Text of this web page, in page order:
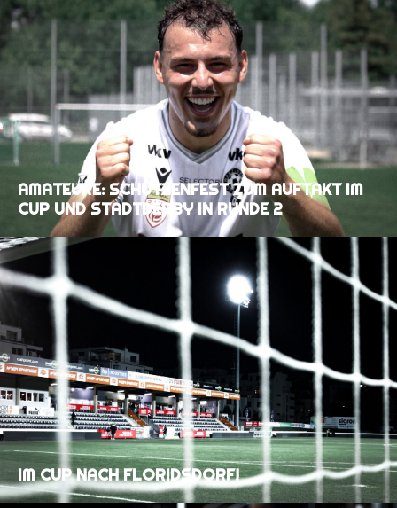
AMATEURE: SCHÜTZENFEST ZUM AUFTAKT IM
CUP UND STADTDERBY IN RUNDE 2
IM CUP NACH FLORIDSDORF!